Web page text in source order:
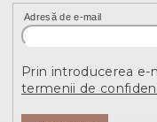
Adresă de e-mail
Prin introducerea e-
termenii de